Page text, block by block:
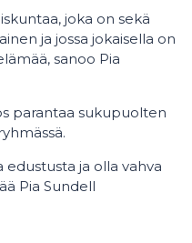
joka on sekä
ja jossa jokaisella on
sanoo Pia
parantaa sukupuolten
edustusta ja olla vahva
Pia Sundell